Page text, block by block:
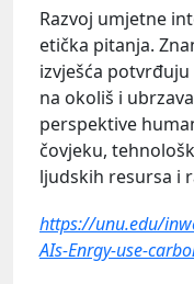
Razvoj umjetne
etička pitanja.
izvješća
na okoliš i
perspektive
čovjeku,
ljudskih resursa i
https://unu.edu/
AIs-Enrgy-use-